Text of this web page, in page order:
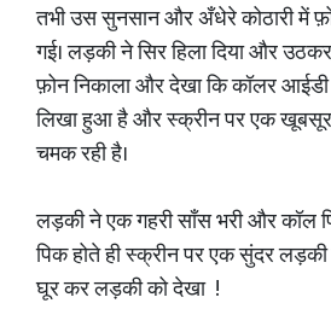
तभी उस सुनसान और अँधेरे कोठारी में
गई। लड़की ने सिर हिला दिया और
फ़ोन निकाला और देखा कि कॉलर
लिखा हुआ है और स्क्रीन पर एक
चमक रही है।
लड़की ने एक गहरी साँस भरी और कॉल
पिक होते ही स्क्रीन पर एक सुंदर लड़की
घूर कर लड़की को देखा !